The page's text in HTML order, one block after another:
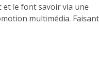
et le font savoir via une
multimédia.